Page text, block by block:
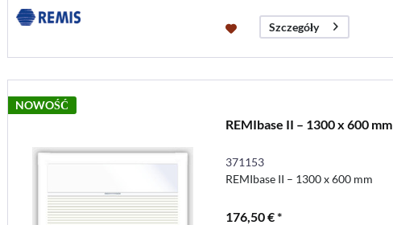
Szczegóły
NOWOŚĆ
REMIbase II – 1300 x 600 mm
371153
REMIbase II – 1300 x 600 mm
176,50 € *